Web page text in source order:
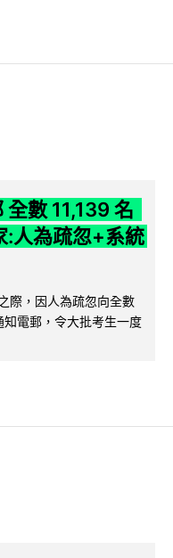
數 11,139 名
:人為疏忽+系統
際，因人為疏忽向全數
電郵，令大批考生一度